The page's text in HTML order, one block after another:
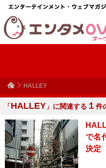
HALLEY
「HALLEY 」に関連する １ 件
で名
決定